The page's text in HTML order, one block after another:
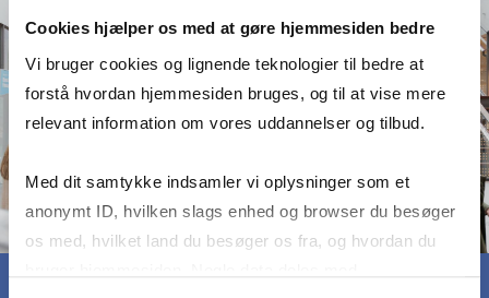
Cookies hjælper os med at gøre hjemmesiden bedre
Vi bruger cookies og lignende teknologier til bedre at
forstå hvordan hjemmesiden bruges, og til at vise mere
relevant information om vores uddannelser og tilbud.
Med dit samtykke indsamler vi oplysninger som et
anonymt ID, hvilken slags enhed og browser du besøger
os med, hvilket land du besøger os fra, og hvordan du